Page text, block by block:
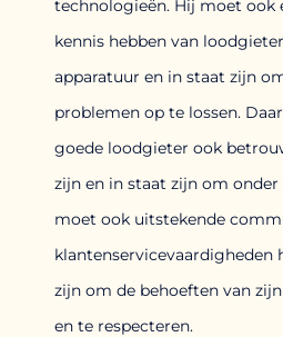
technologieën. Hij moet ook
kennis hebben van
apparatuur en in staat zijn
problemen op te lossen.
goede loodgieter ook
zijn en in staat zijn om
moet ook uitstekende
klantenservicevaardigheden
zijn om de behoeften van
en te respecteren.